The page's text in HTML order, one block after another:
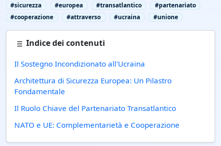
#sicurezza #europea #transatlantico
#partenariato
#cooperazione
#attraverso #ucraina #unione
Indice dei contenuti
Il Sostegno Incondizionato all'Ucraina
Architettura di Sicurezza Europea: Un Pilastro
Fondamentale
Il Ruolo Chiave del Partenariato Transatlantico
NATO e UE: Complementarietà e Cooperazione